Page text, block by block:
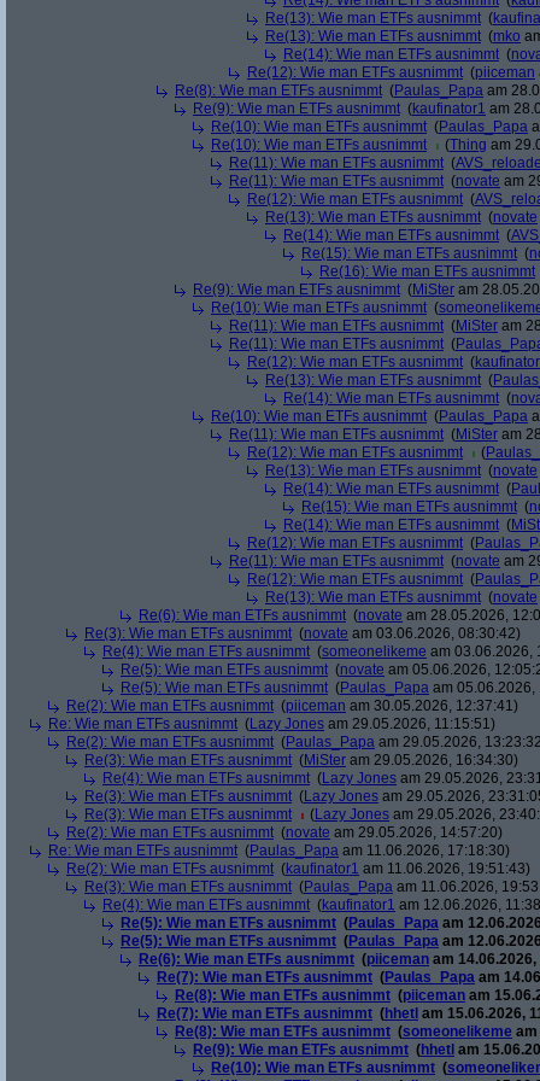
Re(13): Wie man ETFs ausnimmt (
Re(13): Wie man ETFs ausnimmt (mko
Re(14): Wie man ETFs ausnimmt (
Re(12): Wie man ETFs ausnimmt (piiceman
Re(8): Wie man ETFs ausnimmt (Paulas_Papa am
Re(9): Wie man ETFs ausnimmt (kaufinator1 am
Re(10): Wie man ETFs ausnimmt (Paulas_Papa
Re(10): Wie man ETFs ausnimmt
(Thing am
Re(11): Wie man ETFs ausnimmt (
Re(11): Wie man ETFs ausnimmt (novate am
Re(12): Wie man ETFs ausnimmt (
Re(13): Wie man ETFs ausnimmt (novate
Re(14): Wie man ETFs ausnimmt (
Re(15): Wie man ETFs ausnimmt (
Re(16): Wie man ETFs ausnimmt
Re(9): Wie man ETFs ausnimmt (MiSter am
Re(10): Wie man ETFs ausnimmt (
Re(11): Wie man ETFs ausnimmt (MiSter am
Re(11): Wie man ETFs ausnimmt (
Re(12): Wie man ETFs ausnimmt (
Re(13): Wie man ETFs ausnimmt (
Re(14): Wie man ETFs ausnimmt (
Re(10): Wie man ETFs ausnimmt (Paulas_Papa
Re(11): Wie man ETFs ausnimmt (MiSter am
Re(12): Wie man ETFs ausnimmt
(
Re(13): Wie man ETFs ausnimmt (novate
Re(14): Wie man ETFs ausnimmt (
Re(15): Wie man ETFs ausnimmt (
Re(14): Wie man ETFs ausnimmt (
Re(12): Wie man ETFs ausnimmt (
Re(11): Wie man ETFs ausnimmt (novate am
Re(12): Wie man ETFs ausnimmt (
Re(13): Wie man ETFs ausnimmt (novate
Re(6): Wie man ETFs ausnimmt (novate am 28.05.2026,
Re(3): Wie man ETFs ausnimmt (novate am 03.06.2026, 08:30:42)
Re(4): Wie man ETFs ausnimmt (someonelikeme am 03.06.2026,
Re(5): Wie man ETFs ausnimmt (novate am 05.06.2026,
Re(5): Wie man ETFs ausnimmt (Paulas_Papa am 05.06.2026,
Re(2): Wie man ETFs ausnimmt (piiceman am 30.05.2026, 12:37:41)
Re: Wie man ETFs ausnimmt (Lazy Jones am 29.05.2026, 11:15:51)
Re(2): Wie man ETFs ausnimmt (Paulas_Papa am 29.05.2026,
Re(3): Wie man ETFs ausnimmt (MiSter am 29.05.2026, 16:34:30)
Re(4): Wie man ETFs ausnimmt (Lazy Jones am 29.05.2026,
Re(3): Wie man ETFs ausnimmt (Lazy Jones am 29.05.2026,
Re(3): Wie man ETFs ausnimmt
(Lazy Jones am 29.05.2026,
Re(2): Wie man ETFs ausnimmt (novate am 29.05.2026, 14:57:20)
Re: Wie man ETFs ausnimmt (Paulas_Papa am 11.06.2026, 17:18:30)
Re(2): Wie man ETFs ausnimmt (kaufinator1 am 11.06.2026, 19:51:43)
Re(3): Wie man ETFs ausnimmt (Paulas_Papa am 11.06.2026,
Re(4): Wie man ETFs ausnimmt (kaufinator1 am 12.06.2026,
Re(5): Wie man ETFs ausnimmt (Paulas_Papa am
Re(5): Wie man ETFs ausnimmt (Paulas_Papa am
Re(6): Wie man ETFs ausnimmt (piiceman am
Re(7): Wie man ETFs ausnimmt (Paulas_Papa am
Re(8): Wie man ETFs ausnimmt (piiceman am
Re(7): Wie man ETFs ausnimmt (hhetl am 15.06.2026,
Re(8): Wie man ETFs ausnimmt (someonelikeme am
Re(9): Wie man ETFs ausnimmt (hhetl am
Re(10): Wie man ETFs ausnimmt (